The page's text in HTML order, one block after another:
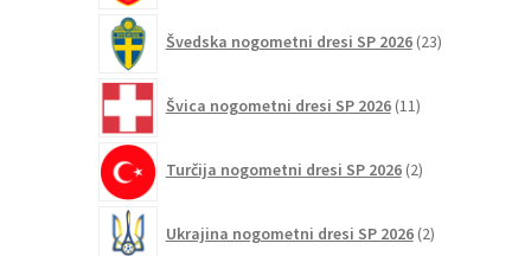
Švedska nogometni dresi SP 2026 23izdelkov
Švica nogometni dresi SP 2026 11izdelkov
Turčija nogometni dresi SP 2026 2izdelka
Ukrajina nogometni dresi SP 2026 2izdelka